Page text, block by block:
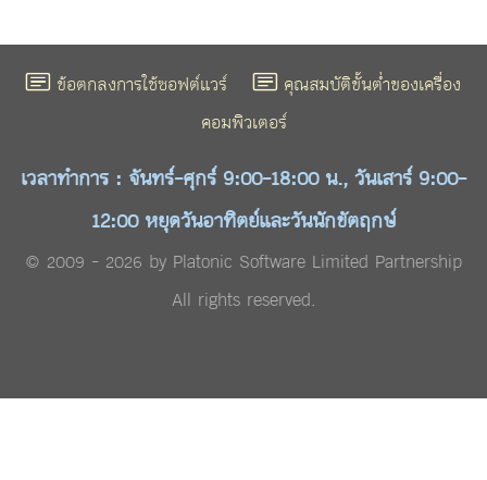
ข้อตกลงการใช้ซอฟต์แวร์
คุณสมบัติขั้นต่ำของเครื่อง
คอมพิวเตอร์
เวลาทำการ : จันทร์-ศุกร์ 9:00-18:00 น., วันเสาร์ 9:00-
12:00 หยุดวันอาทิตย์และวันนักขัตฤกษ์
© 2009 - 2026 by Platonic Software Limited Partnership
All rights reserved.